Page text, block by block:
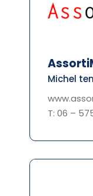
Michel
T: 06 –